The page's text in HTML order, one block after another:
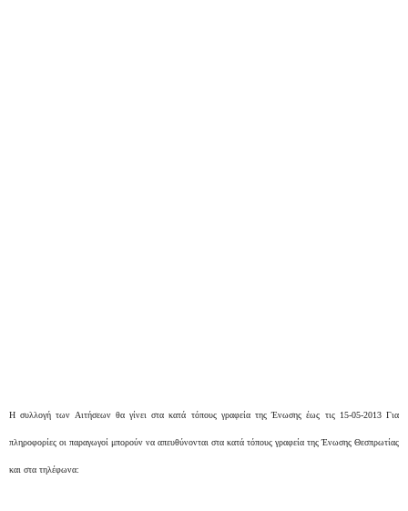
Η συλλογή των Αιτήσεων θα γίνει στα κατά τόπους γραφεία της Ένωσης έως τις 15-05-2013 Για
πληροφορίες οι παραγωγοί μπορούν να απευθύνονται στα κατά τόπους γραφεία της Ένωσης Θεσπρωτίας
και στα τηλέφωνα: